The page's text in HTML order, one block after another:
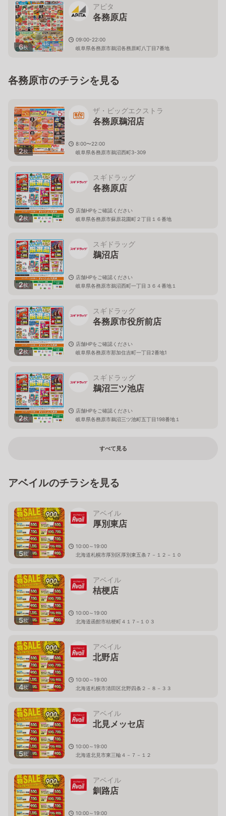
6枚
アピタ
各務原店
09:00-22:00
岐阜県各務原市鵜沼各務原町八丁目7番地
各務原市のチラシを見る
2枚
ザ・ビッグエクストラ
各務原鵜沼店
8:00〜22:00
岐阜県各務原市鵜沼西町3-309
2枚
スギドラッグ
各務原店
店舗HPをご確認ください
岐阜県各務原市蘇原花園町２丁目１６番地
2枚
スギドラッグ
鵜沼店
店舗HPをご確認ください
岐阜県各務原市鵜沼西町一丁目３６４番地１
2枚
スギドラッグ
各務原市役所前店
店舗HPをご確認ください
岐阜県各務原市那加住吉町一丁目2番地1
2枚
スギドラッグ
鵜沼三ツ池店
店舗HPをご確認ください
岐阜県各務原市鵜沼三ツ池町五丁目198番地１
すべて見る
アベイルのチラシを見る
5枚
アベイル
厚別東店
10:00～19:00
北海道札幌市厚別区厚別東五条７－１２－１０
5枚
アベイル
桔梗店
10:00～19:00
北海道函館市桔梗町４１７−１０３
4枚
アベイル
北野店
10:00～19:00
北海道札幌市清田区北野四条２－８－３３
5枚
アベイル
北見メッセ店
10:00～19:00
北海道北見市東三輪４－７－１２
アベイル
釧路店
10:00～19:00